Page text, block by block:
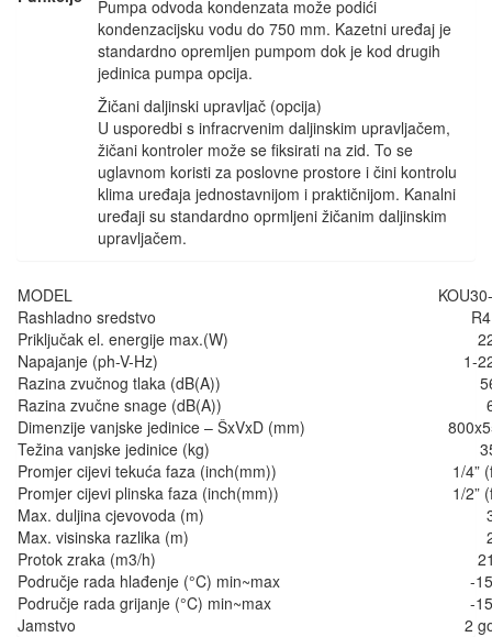
Pumpa odvoda kondenzata može podići
kondenzacijsku vodu do 750 mm. Kazetni uređaj je
standardno opremljen pumpom dok je kod drugih
jedinica pumpa opcija.
Žičani daljinski upravljač (opcija)
U usporedbi s infracrvenim daljinskim upravljačem,
žičani kontroler može se fiksirati na zid. To se
uglavnom koristi za poslovne prostore i čini kontrolu
klima uređaja jednostavnijom i praktičnijom. Kanalni
uređaji su standardno oprmljeni žičanim daljinskim
upravljačem.
MODEL
Rashladno sredstvo
Priključak el. energije max.(W)
Napajanje (ph-V-Hz)
1-
Razina zvučnog tlaka (dB(A))
Razina zvučne snage (dB(A))
Dimenzije vanjske jedinice – ŠxVxD (mm)
Težina vanjske jedinice (kg)
Promjer cijevi tekuća faza (inch(mm))
1/4”
Promjer cijevi plinska faza (inch(mm))
1/2”
Max. duljina cjevovoda (m)
Max. visinska razlika (m)
Protok zraka (m3/h)
Područje rada hlađenje (°C) min~max
-
Područje rada grijanje (°C) min~max
-
Jamstvo
2